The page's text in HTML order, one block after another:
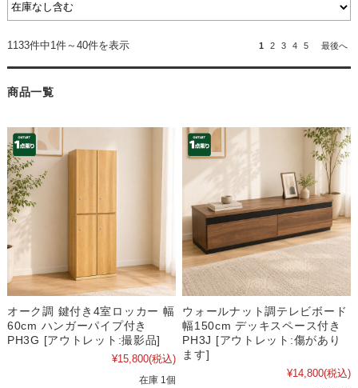
1133件中1件～40件を表示 1 2 3 4 5 最後へ
商品一覧
オーク調 鍵付き4室ロッカー 幅
60cm ハンガーパイプ付き
PH3G [アウトレット:撮影品]
¥15,800(税込)
在庫 1個
ウォールナット調テレビボード
幅150cm デッキスペース付き
PH3J [アウトレット:傷があり
ます]
¥14,800(税込)